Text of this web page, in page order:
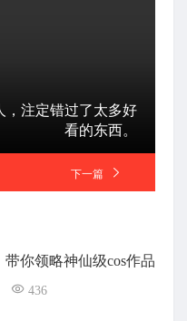
，注定错过了太多好
看的东西。
下一篇
你领略神仙级cos作品
436